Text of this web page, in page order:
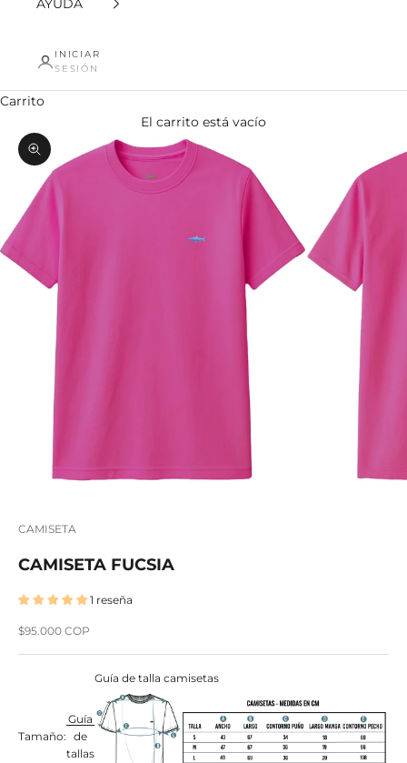
AYUDA
INICIAR
SESIÓN
Carrito
El carrito está vacío
Zoom
CAMISETA
CAMISETA FUCSIA
1 reseña
Precio de oferta
$95.000 COP
Tamaño:
Guía
de
tallas
Guía de talla camisetas